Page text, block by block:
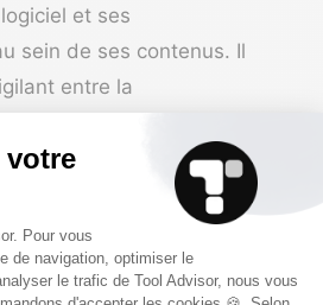
et ses
sein de ses contenus. Il
entre la
et la promotion de l’outil.
les tarifs d’Ahrefs, il ne
un copier-coller de la